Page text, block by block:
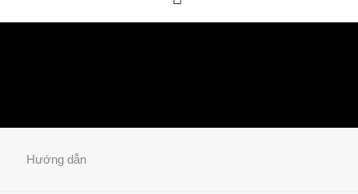
Hướng dẫn